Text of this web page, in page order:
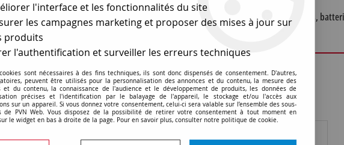
Eclairage Matériel électrique Outillage Piles,
et capteurs
Composants et capteurs
l'interface et les fonctionnalités du site
les campagnes marketing et proposer des mises à jour sur
produits
l'authentification et surveiller les erreurs techniques
sont nécessaires à des fins techniques, ils sont donc dispensés de consentement. D'autres,
peuvent être utilisés pour la personnalisation des annonces et du contenu, la mesure des
et du contenu, la connaissance de l'audience et le développement de produits, les données de
précises et l'identification par le balayage de l'appareil, le stockage et/ou l'accès aux
sur un appareil. Si vous donnez votre consentement, celui-ci sera valable sur l’ensemble des sous-
de PVN Web. Vous disposez de la possibilité de retirer votre consentement à tout moment en
le widget en bas à droite de la page. Pour en savoir plus, consulter notre politique de cookie.